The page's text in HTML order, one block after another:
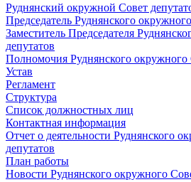
Руднянский окружной Совет
Председатель Руднянского
Заместитель Председателя
депутатов
Полномочия Руднянского окружного
Устав
Регламент
Структура
Список должностных лиц
Контактная информация
Отчет о деятельности Руднянского
депутатов
План работы
Новости Руднянского окружного